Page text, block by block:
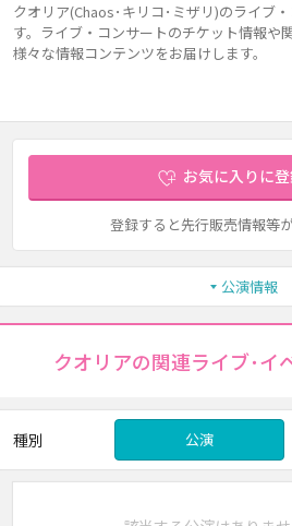
クオリア(Chaos･キリコ･ミザリ)のライブ
す。ライブ・コンサートのチケット情報や
様々な情報コンテンツをお届けします。
お気に入りに
登録すると先行販売情報等
公演情報
クオリアの関連ライブ･イ
種別 公演